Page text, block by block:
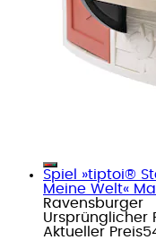
Spiel »tiptoi®
Meine Welt«
Ravensburger
Ursprünglicher
Aktueller Preis